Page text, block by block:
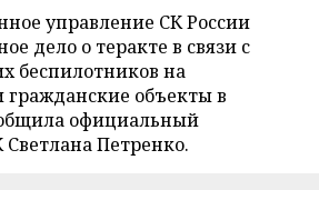
управление СК России
дело о теракте в связи с
беспилотников на
объекты в
официальный
Петренко.